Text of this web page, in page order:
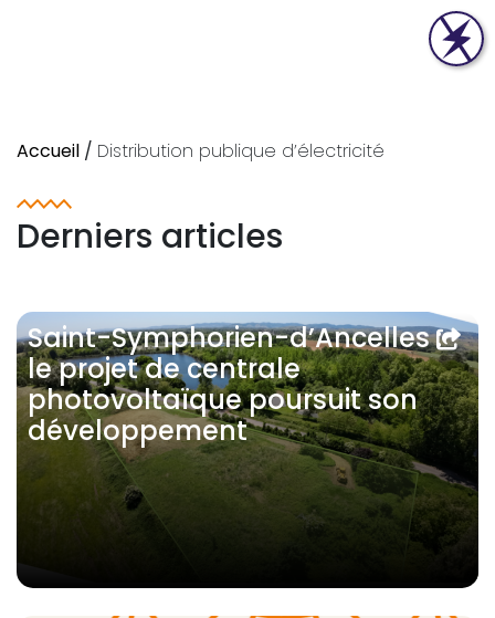
Accueil / Distribution publique d’électricité
Derniers articles
Saint-Symphorien-d’Ancelles :
le projet de centrale
photovoltaïque poursuit son
développement